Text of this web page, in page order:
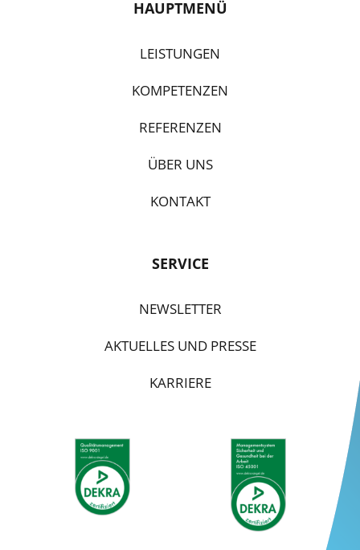
HAUPTMENÜ
LEISTUNGEN
KOMPETENZEN
REFERENZEN
ÜBER UNS
KONTAKT
SERVICE
NEWSLETTER
AKTUELLES UND PRESSE
KARRIERE